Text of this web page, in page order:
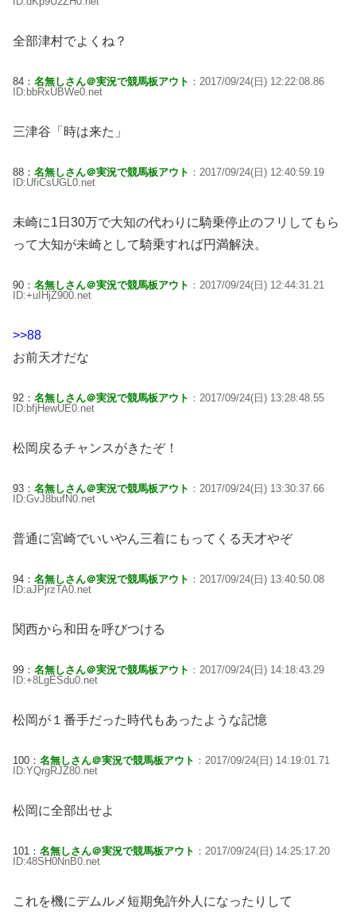
全部津村でよくね？
84： 名無しさん＠実況で競馬板アウト ：2017/09/24(日) 12:22:08.86
ID:bbRxUBWe0.net
三津谷「時は来た」
88： 名無しさん＠実況で競馬板アウト ：2017/09/24(日) 12:40:59.19
ID:UfiCsUGL0.net
未崎に1日30万で大知の代わりに騎乗停止のフリしてもら
って大知が未崎として騎乗すれば円満解決。
90： 名無しさん＠実況で競馬板アウト ：2017/09/24(日) 12:44:31.21
ID:+uIHjZ900.net
>>88
お前天才だな
92： 名無しさん＠実況で競馬板アウト ：2017/09/24(日) 13:28:48.55
ID:bfjHewUE0.net
松岡戻るチャンスがきたぞ！
93： 名無しさん＠実況で競馬板アウト ：2017/09/24(日) 13:30:37.66
ID:GvJ8bufN0.net
普通に宮崎でいいやん三着にもってくる天才やぞ
94： 名無しさん＠実況で競馬板アウト ：2017/09/24(日) 13:40:50.08
ID:aJPjrzTA0.net
関西から和田を呼びつける
99： 名無しさん＠実況で競馬板アウト ：2017/09/24(日) 14:18:43.29
ID:+8LgESdu0.net
松岡が１番手だった時代もあったような記憶
100： 名無しさん＠実況で競馬板アウト ：2017/09/24(日) 14:19:01.71
ID:YQrgRJZ80.net
松岡に全部出せよ
101： 名無しさん＠実況で競馬板アウト ：2017/09/24(日) 14:25:17.20
ID:48SH0NnB0.net
これを機にデムルメ短期免許外人になったりして